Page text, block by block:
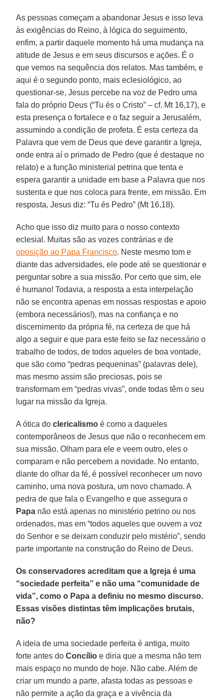
As pessoas começam a abandonar Jesus e isso leva
às exigências do Reino, à lógica do seguimento,
enfim, a partir daquele momento há uma mudança na
atitude de Jesus e em seus discursos e ações. É o
que vemos na sequência dos relatos. Mas também, e
aqui é o segundo ponto, mais eclesiológico, ao
questionar-se, Jesus percebe na voz de Pedro uma
fala do próprio Deus (“Tu és o Cristo” – cf. Mt 16,17), e
esta presença o fortalece e o faz seguir a Jerusalém,
assumindo a condição de profeta. É esta certeza da
Palavra que vem de Deus que deve garantir a Igreja,
onde entra aí o primado de Pedro (que é destaque no
relato) e a função ministerial petrina que tenta e
espera garantir a unidade em base a Palavra que nos
sustenta e que nos coloca para frente, em missão. Em
resposta, Jesus diz: “Tu és Pedro” (Mt 16,18).
Acho que isso diz muito para o nosso contexto
eclesial. Muitas são as vozes contrárias e de
oposição ao Papa Francisco. Neste mesmo tom e
diante das adversidades, ele pode até se questionar e
perguntar sobre a sua missão. Por certo que sim, ele
é humano! Todavia, a resposta a esta interpelação
não se encontra apenas em nossas respostas e apoio
(embora necessários!), mas na confiança e no
discernimento da própria fé, na certeza de que há
algo a seguir e que para este feito se faz necessário o
trabalho de todos, de todos aqueles de boa vontade,
que são como “pedras pequeninas” (palavras dele),
mas mesmo assim são preciosas, pois se
transformam em “pedras vivas”, onde todas têm o seu
lugar na missão da Igreja.
A ótica doclericalismo é como a daqueles
contemporâneos de Jesus que não o reconhecem em
sua missão. Olham para ele e veem outro, eles o
comparam e não percebem a novidade. No entanto,
diante do olhar da fé, é possível reconhecer um novo
caminho, uma nova postura, um novo chamado. A
pedra de que fala o Evangelho e que assegura o
Papa não está apenas no ministério petrino ou nos
ordenados, mas em “todos aqueles que ouvem a voz
do Senhor e se deixam conduzir pelo mistério”, sendo
parte importante na construção do Reino de Deus.
Os conservadores acreditam que a Igreja é uma
“sociedade perfeita” e não uma “comunidade de
vida”, como o Papa a definiu no mesmo discurso.
Essas visões distintas têm implicações brutais,
não?
A ideia de uma sociedade perfeita é antiga, muito
forte antes doConcílio e diria que a mesma não tem
mais espaço no mundo de hoje. Não cabe. Além de
criar um mundo a parte, afasta todas as pessoas e
não permite a ação da graça e a vivência da